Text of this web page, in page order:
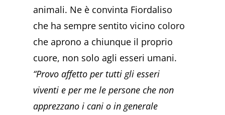
animali. Ne è convinta Fiordaliso
che ha sempre sentito vicino coloro
che aprono a chiunque il proprio
cuore, non solo agli esseri umani.
“Provo affetto per tutti gli esseri
viventi e per me le persone che non
apprezzano i cani o in generale